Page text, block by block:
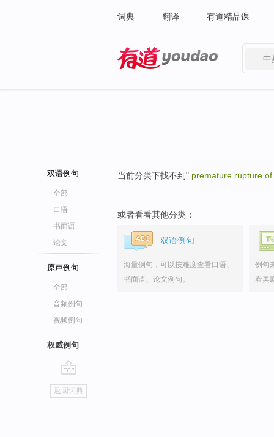
词典 翻译 有道精品课
中
双语例句
全部
口语
书面语
论文
原声例句
全部
音频例句
视频例句
权威例句
go
top
返回词典
当前分类下找不到" premature rupture
或者看看其他分类：
双语例句
海量例句，可以按难度查看口语、
书面语、论文例句。
例句
看美